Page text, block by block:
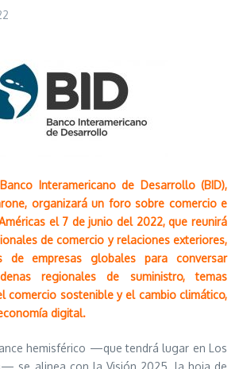
Interamericano de Desarrollo (BID),
organizará un foro sobre comercio e
el 7 de junio del 2022, que reunirá
de comercio y relaciones exteriores,
de empresas globales para conversar
regionales de suministro, temas
comercio sostenible y el cambio climático,
digital.
hemisférico —que tendrá lugar en Los
se alinea con la Visión 2025, la hoja de